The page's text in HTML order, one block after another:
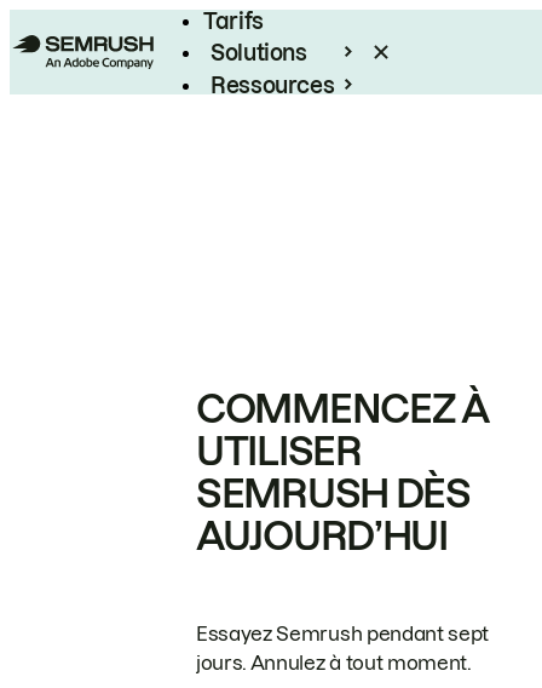
Tarifs
Solutions
Ressources
COMMENCEZ À
UTILISER
SEMRUSH DÈS
AUJOURD’HUI
Essayez Semrush pendant sept
jours. Annulez à tout moment.